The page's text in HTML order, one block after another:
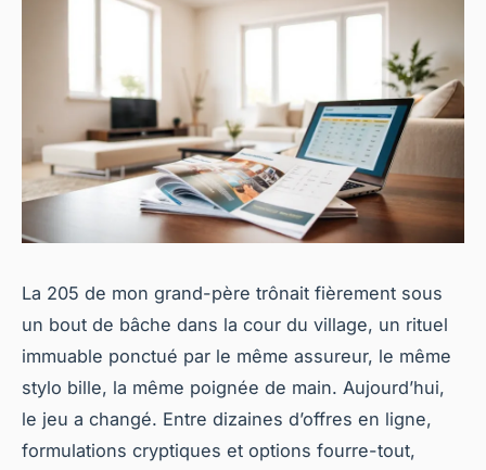
La 205 de mon grand-père trônait fièrement sous
un bout de bâche dans la cour du village, un rituel
immuable ponctué par le même assureur, le même
stylo bille, la même poignée de main. Aujourd’hui,
le jeu a changé. Entre dizaines d’offres en ligne,
formulations cryptiques et options fourre-tout,